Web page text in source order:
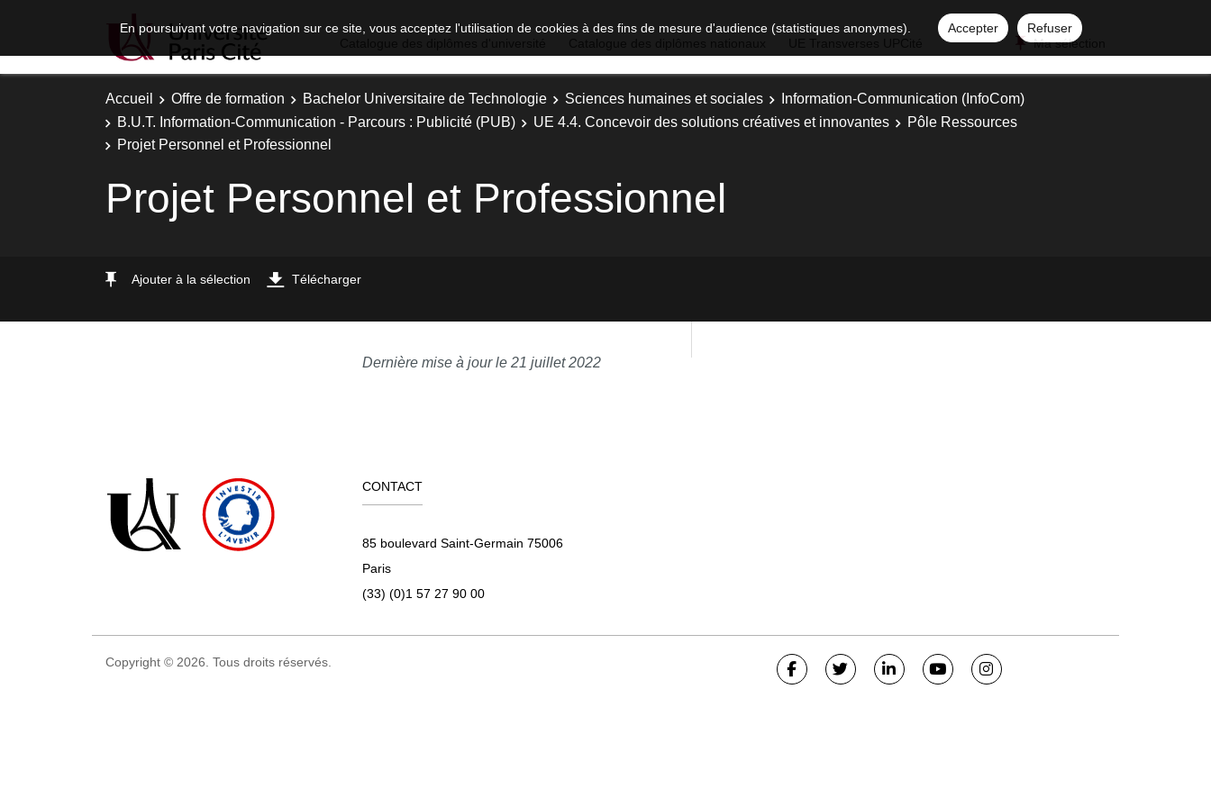
En poursuivant votre navigation sur ce site, vous acceptez l'utilisation de cookies à des fins de mesure d'audience (statistiques anonymes). Accepter
Refuser
Ma sélection
Accueil Offre de formation Bachelor Universitaire de Technologie Sciences humaines et sociales
Information-Communication (InfoCom)
B.U.T. Information-Communication - Parcours : Publicité (PUB)
UE 4.4. Concevoir des solutions créatives et innovantes
Pôle Ressources
Projet Personnel et Professionnel
Projet Personnel et Professionnel
Ajouter à la sélection Télécharger
Dernière mise à jour le 21 juillet 2022
CONTACT
85 boulevard Saint-Germain 75006
Paris
(33) (0)1 57 27 90 00
Copyright © 2026. Tous droits réservés.